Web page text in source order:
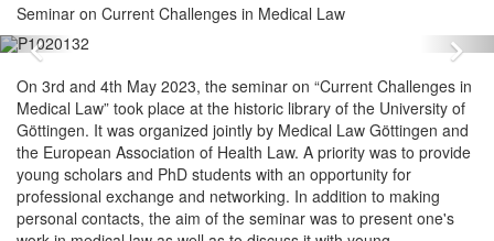
Seminar on Current Challenges in Medical Law
Zurück
On 3rd and 4th May 2023, the seminar on “Current Challenges in
Medical Law” took place at the historic library of the University of
Göttingen. It was organized jointly by Medical Law Göttingen and
the European Association of Health Law. A priority was to provide
young scholars and PhD students with an opportunity for
professional exchange and networking. In addition to making
personal contacts, the aim of the seminar was to present one's